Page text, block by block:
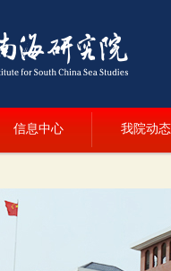
信息中心 我院动态